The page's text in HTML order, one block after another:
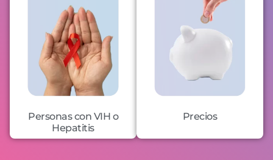
Personas con VIH o
Hepatitis
Precios